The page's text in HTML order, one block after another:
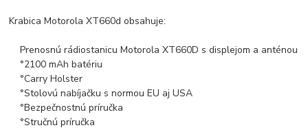
Krabica Motorola XT660d obsahuje:
Prenosnú rádiostanicu Motorola XT660D s displejom a anténou
°2100 mAh batériu
°Carry Holster
°Stolovú nabíjačku s normou EU aj USA
°Bezpečnostnú príručka
°Stručnú príručka